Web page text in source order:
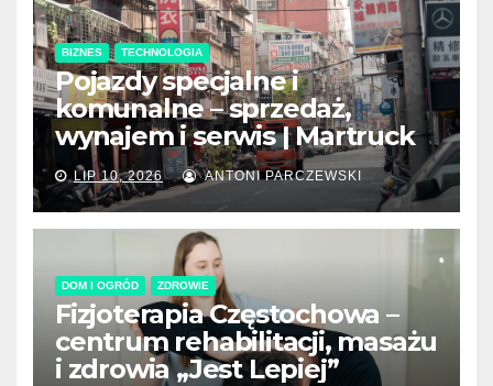
BIZNES TECHNOLOGIA
Pojazdy specjalne i
komunalne – sprzedaż,
wynajem i serwis | Martruck
LIP 10, 2026 ANTONI PARCZEWSKI
DOM I OGRÓD ZDROWIE
Fizjoterapia Częstochowa –
centrum rehabilitacji, masażu
i zdrowia „Jest Lepiej”